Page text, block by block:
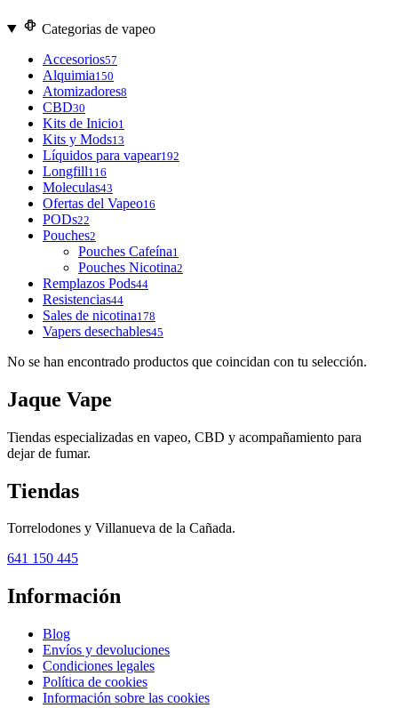
Categorias de vapeo
Accesorios57
Alquimia150
Atomizadores8
CBD30
Kits de Inicio1
Kits y Mods13
Líquidos para vapear192
Longfill116
Moleculas43
Ofertas del Vapeo16
PODs22
Pouches2
Pouches Cafeína1
Pouches Nicotina2
Remplazos Pods44
Resistencias44
Sales de nicotina178
Vapers desechables45
No se han encontrado productos que coincidan con tu selección.
Jaque Vape
Tiendas especializadas en vapeo, CBD y acompañamiento para
dejar de fumar.
Tiendas
Torrelodones y Villanueva de la Cañada.
641 150 445
Información
Blog
Envíos y devoluciones
Condiciones legales
Política de cookies
Información sobre las cookies